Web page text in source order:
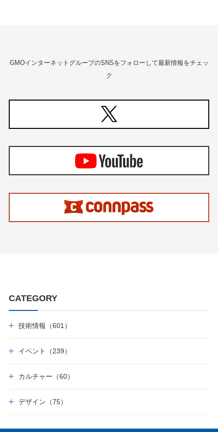
GMOインターネットグループのSNSをフォローして最新情報をチェッ
ク
CATEGORY
技術情報（601）
イベント（239）
カルチャー（60）
デザイン（75）